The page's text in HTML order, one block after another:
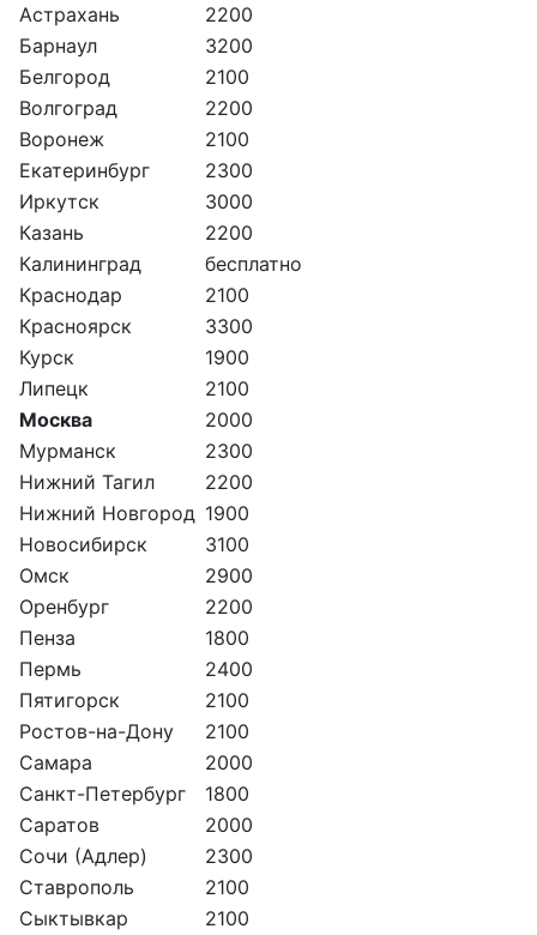
Астрахань
2200
Барнаул
3200
Белгород
2100
Волгоград
2200
Воронеж
2100
Екатеринбург
2300
Иркутск
3000
Казань
2200
Калининград
бесплатно
Краснодар
2100
Красноярск
3300
Курск
1900
Липецк
2100
Москва
2000
Мурманск
2300
Нижний Тагил
2200
Нижний Новгород 1900
Новосибирск
3100
Омск
2900
Оренбург
2200
Пенза
1800
Пермь
2400
Пятигорск
2100
Ростов-на-Дону
2100
Самара
2000
Санкт-Петербург
1800
Саратов
2000
Сочи (Адлер)
2300
Ставрополь
2100
Сыктывкар
2100